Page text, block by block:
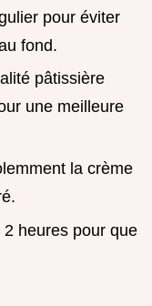
pour éviter
fond.
pâtissière
une meilleure
la crème
heures pour que